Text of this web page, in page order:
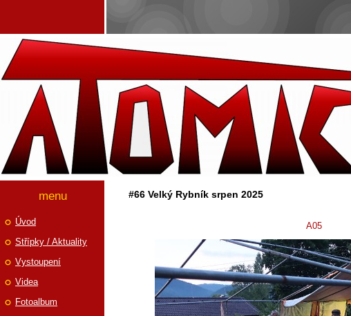
#66 Velký Rybník srpen 2025
A05
menu
Úvod
Střípky / Aktuality
Vystoupení
Videa
Fotoalbum